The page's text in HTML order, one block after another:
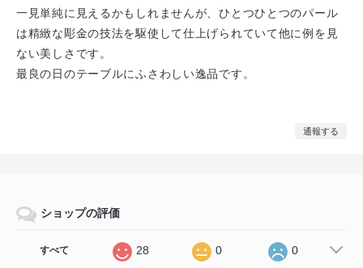
一見単純に見えるかもしれませんが、ひとつひとつのパール
は精緻な彫金の技法を駆使して仕上げられていて他に例を見
ない美しさです。
最良の日のテーブルにふさわしい逸品です。
通報する
ショップの評価
すべて 28 0 0